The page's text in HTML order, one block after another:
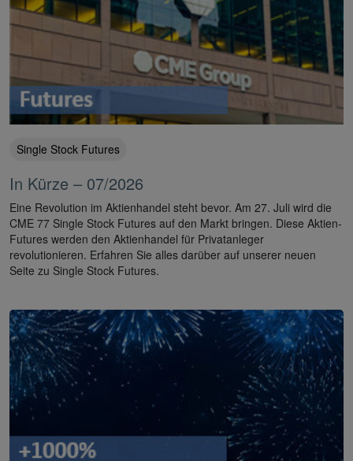
Single Stock Futures
In Kürze – 07/2026
Eine Revolution im Aktienhandel steht bevor. Am 27. Juli wird die
CME 77 Single Stock Futures auf den Markt bringen. Diese Aktien-
Futures werden den Aktienhandel für Privatanleger
revolutionieren. Erfahren Sie alles darüber auf unserer neuen
Seite zu Single Stock Futures.